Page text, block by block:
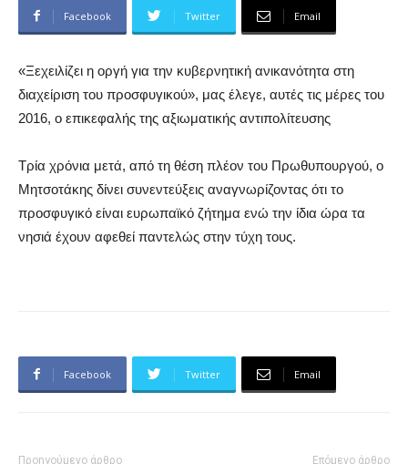
Facebook Twitter Email
«Ξεχειλίζει η οργή για την κυβερνητική ανικανότητα στη
διαχείριση του προσφυγικού», μας έλεγε, αυτές τις μέρες του
2016, ο επικεφαλής της αξιωματικής αντιπολίτευσης
Τρία χρόνια μετά, από τη θέση πλέον του Πρωθυπουργού, ο
Μητσοτάκης δίνει συνεντεύξεις αναγνωρίζοντας ότι το
προσφυγικό είναι ευρωπαϊκό ζήτημα ενώ την ίδια ώρα τα
νησιά έχουν αφεθεί παντελώς στην τύχη τους.
Facebook Twitter Email
Προηγούμενο άρθρο Επόμενο άρθρο